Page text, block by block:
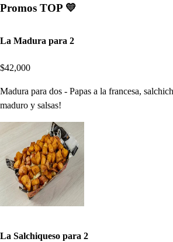
Promos TOP 💛
La Madura para 2
$42,000
Madura para dos - Papas a la francesa,
maduro y salsas!
La Salchiqueso para 2